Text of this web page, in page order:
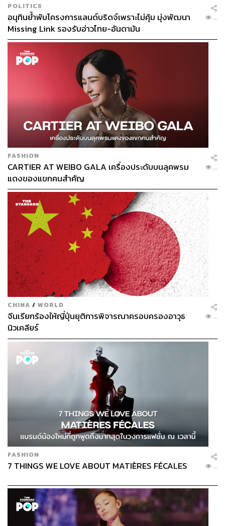
POLITICS
อนุทินย้ำพับโครงการแลนด์บริดจ์เพราะไม่คุ้ม มุ่งพัฒนา
Missing Link รองรับอ่าวไทย-อันดามัน
...
FASHION
CARTIER AT WEIBO GALA เครื่องประดับบนลุคพรม
แดงของแขกคนสำคัญ
...
CHINA / WORLD
จีนเรียกร้องให้ญี่ปุ่นยุติการพิจารณาครอบครองอาวุธ
นิวเคลียร์
...
FASHION
7 THINGS WE LOVE ABOUT MATIÈRES FÉCALES ...